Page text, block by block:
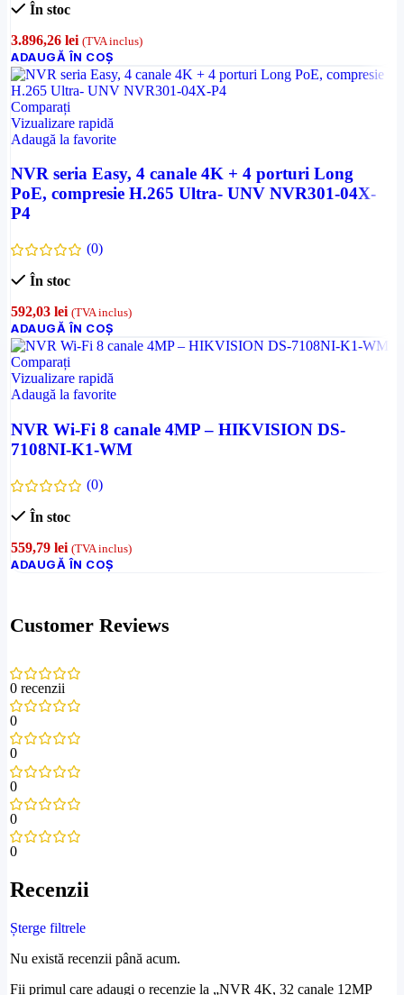
În stoc
3.896,26 lei (TVA inclus)
ADAUGĂ ÎN COȘ
Comparați
Vizualizare rapidă
Adaugă la favorite
NVR seria Easy, 4 canale 4K + 4 porturi Long
PoE, compresie H.265 Ultra- UNV NVR301-04X-
P4
(0)
În stoc
592,03 lei (TVA inclus)
ADAUGĂ ÎN COȘ
Comparați
Vizualizare rapidă
Adaugă la favorite
NVR Wi-Fi 8 canale 4MP – HIKVISION DS-
7108NI-K1-WM
(0)
În stoc
559,79 lei (TVA inclus)
ADAUGĂ ÎN COȘ
Customer Reviews
0 recenzii
0
0
0
0
0
Recenzii
Șterge filtrele
Nu există recenzii până acum.
Fii primul care adaugi o recenzie la „NVR 4K, 32 canale 12MP